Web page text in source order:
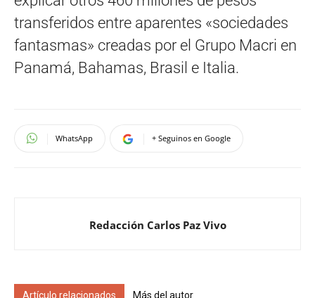
transferidos entre aparentes «sociedades
fantasmas» creadas por el Grupo Macri en
Panamá, Bahamas, Brasil e Italia.
WhatsApp + Seguinos en Google
Redacción Carlos Paz Vivo
Artículo relacionados Más del autor